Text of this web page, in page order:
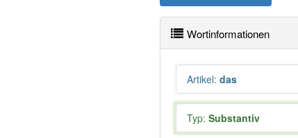
Wortinformationen
Artikel: das
Typ: Substantiv